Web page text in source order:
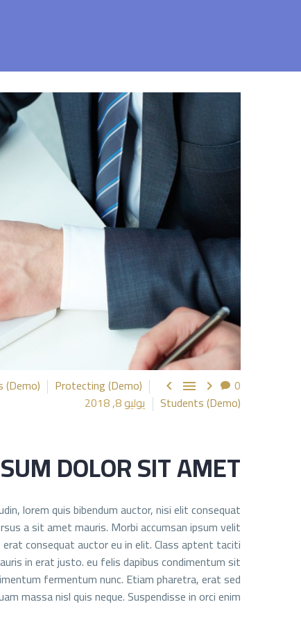
0
  
(Demo)
Protecting (Demo)
Students (Demo)
يوليو 8, 2018
DOLOR SIT AMET
lorem quis bibendum auctor, nisi elit consequat
a sit amet mauris. Morbi accumsan ipsum velit.
consequat auctor eu in elit. Class aptent taciti
in erat justo. eu felis dapibus condimentum sit
fermentum nunc. Etiam pharetra, erat sed
massa nisl quis neque. Suspendisse in orci enim.